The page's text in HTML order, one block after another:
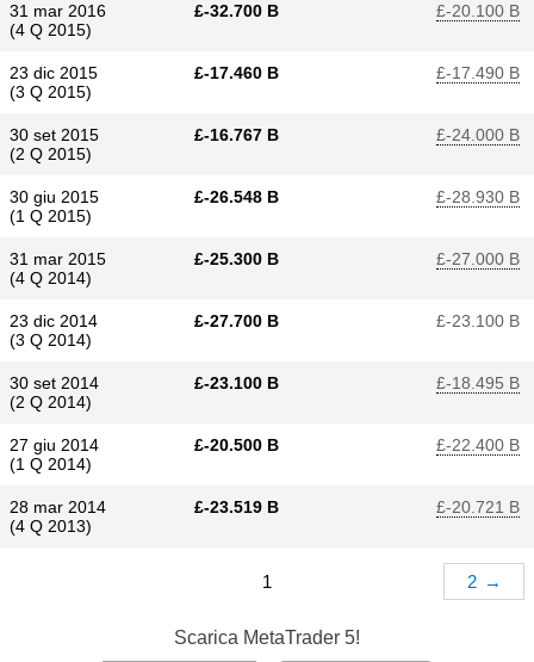
31 mar 2016
(4 Q 2015)
£​-32.700 B £​-20.100 B
23 dic 2015
(3 Q 2015)
£​-17.460 B £​-17.490 B
30 set 2015
(2 Q 2015)
£​-16.767 B £​-24.000 B
30 giu 2015
(1 Q 2015)
£​-26.548 B £​-28.930 B
31 mar 2015
(4 Q 2014)
£​-25.300 B £​-27.000 B
23 dic 2014
(3 Q 2014)
£​-27.700 B £​-23.100 B
30 set 2014
(2 Q 2014)
£​-23.100 B £​-18.495 B
27 giu 2014
(1 Q 2014)
£​-20.500 B £​-22.400 B
28 mar 2014
(4 Q 2013)
£​-23.519 B £​-20.721 B
1 2 →
Scarica MetaTrader 5!